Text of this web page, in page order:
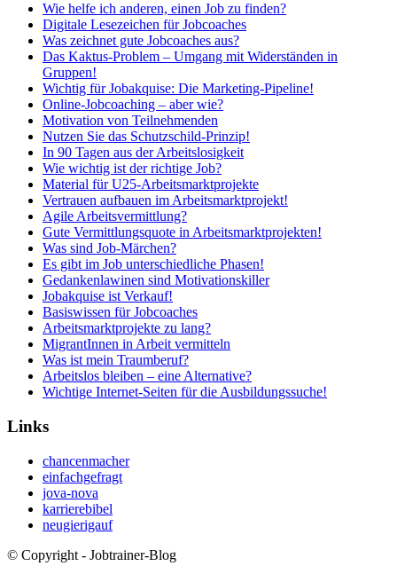
Wie helfe ich anderen, einen Job zu finden?
Digitale Lesezeichen für Jobcoaches
Was zeichnet gute Jobcoaches aus?
Das Kaktus-Problem – Umgang mit Widerständen in
Gruppen!
Wichtig für Jobakquise: Die Marketing-Pipeline!
Online-Jobcoaching – aber wie?
Motivation von Teilnehmenden
Nutzen Sie das Schutzschild-Prinzip!
In 90 Tagen aus der Arbeitslosigkeit
Wie wichtig ist der richtige Job?
Material für U25-Arbeitsmarktprojekte
Vertrauen aufbauen im Arbeitsmarktprojekt!
Agile Arbeitsvermittlung?
Gute Vermittlungsquote in Arbeitsmarktprojekten!
Was sind Job-Märchen?
Es gibt im Job unterschiedliche Phasen!
Gedankenlawinen sind Motivationskiller
Jobakquise ist Verkauf!
Basiswissen für Jobcoaches
Arbeitsmarktprojekte zu lang?
MigrantInnen in Arbeit vermitteln
Was ist mein Traumberuf?
Arbeitslos bleiben – eine Alternative?
Wichtige Internet-Seiten für die Ausbildungssuche!
Links
chancenmacher
einfachgefragt
jova-nova
karrierebibel
neugierigauf
© Copyright - Jobtrainer-Blog